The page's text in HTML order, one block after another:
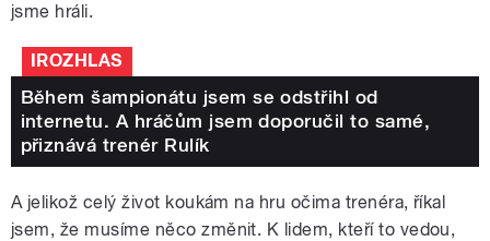
jsme hráli.
IROZHLAS
Během šampionátu jsem se odstřihl od
internetu. A hráčům jsem doporučil to samé,
přiznává trenér Rulík
A jelikož celý život koukám na hru očima trenéra, říkal
jsem, že musíme něco změnit. K lidem, kteří to vedou,